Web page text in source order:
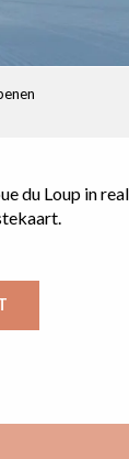
du Loup in